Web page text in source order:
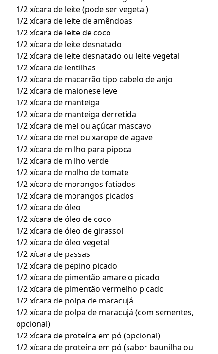
1/2 xícara de leite (pode ser vegetal)
1/2 xícara de leite de amêndoas
1/2 xícara de leite de coco
1/2 xícara de leite desnatado
1/2 xícara de leite desnatado ou leite vegetal
1/2 xícara de lentilhas
1/2 xícara de macarrão tipo cabelo de anjo
1/2 xícara de maionese leve
1/2 xícara de manteiga
1/2 xícara de manteiga derretida
1/2 xícara de mel ou açúcar mascavo
1/2 xícara de mel ou xarope de agave
1/2 xícara de milho para pipoca
1/2 xícara de milho verde
1/2 xícara de molho de tomate
1/2 xícara de morangos fatiados
1/2 xícara de morangos picados
1/2 xícara de óleo
1/2 xícara de óleo de coco
1/2 xícara de óleo de girassol
1/2 xícara de óleo vegetal
1/2 xícara de passas
1/2 xícara de pepino picado
1/2 xícara de pimentão amarelo picado
1/2 xícara de pimentão vermelho picado
1/2 xícara de polpa de maracujá
1/2 xícara de polpa de maracujá (com sementes,
opcional)
1/2 xícara de proteína em pó (opcional)
1/2 xícara de proteína em pó (sabor baunilha ou